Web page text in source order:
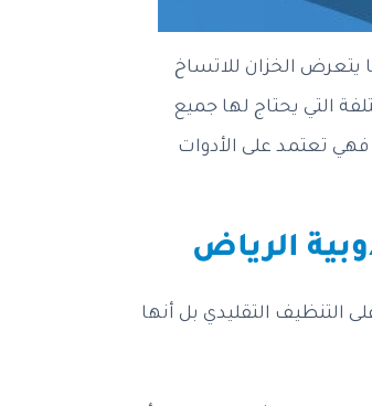
يتعرض الخزان للاتساخ
التي يحتاج لها جميع
تعتمد على الأدوات
الرياض
التنظيف التقليدي بل أنها